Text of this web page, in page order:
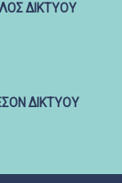
ΔΙΚΤΥΟΥ
ΔΙΚΤΥΟΥ